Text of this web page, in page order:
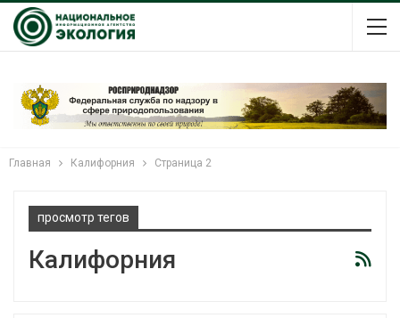
Главная Калифорния Страница 2
просмотр тегов
Калифорния